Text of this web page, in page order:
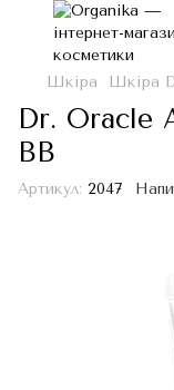
Шкіра Шкіра
Dr. Oracle
BB
Артикул: 2047